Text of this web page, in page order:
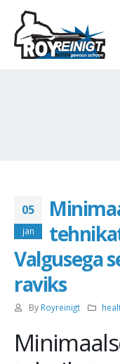
05
jan
Valgusega
raviks
By Royreinigt